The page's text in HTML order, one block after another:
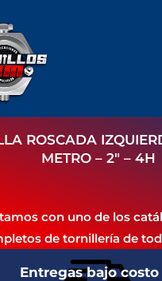
ROSCADA
METRO – 2″ – 4H
con uno de los
de tornillería de
Entregas bajo costo